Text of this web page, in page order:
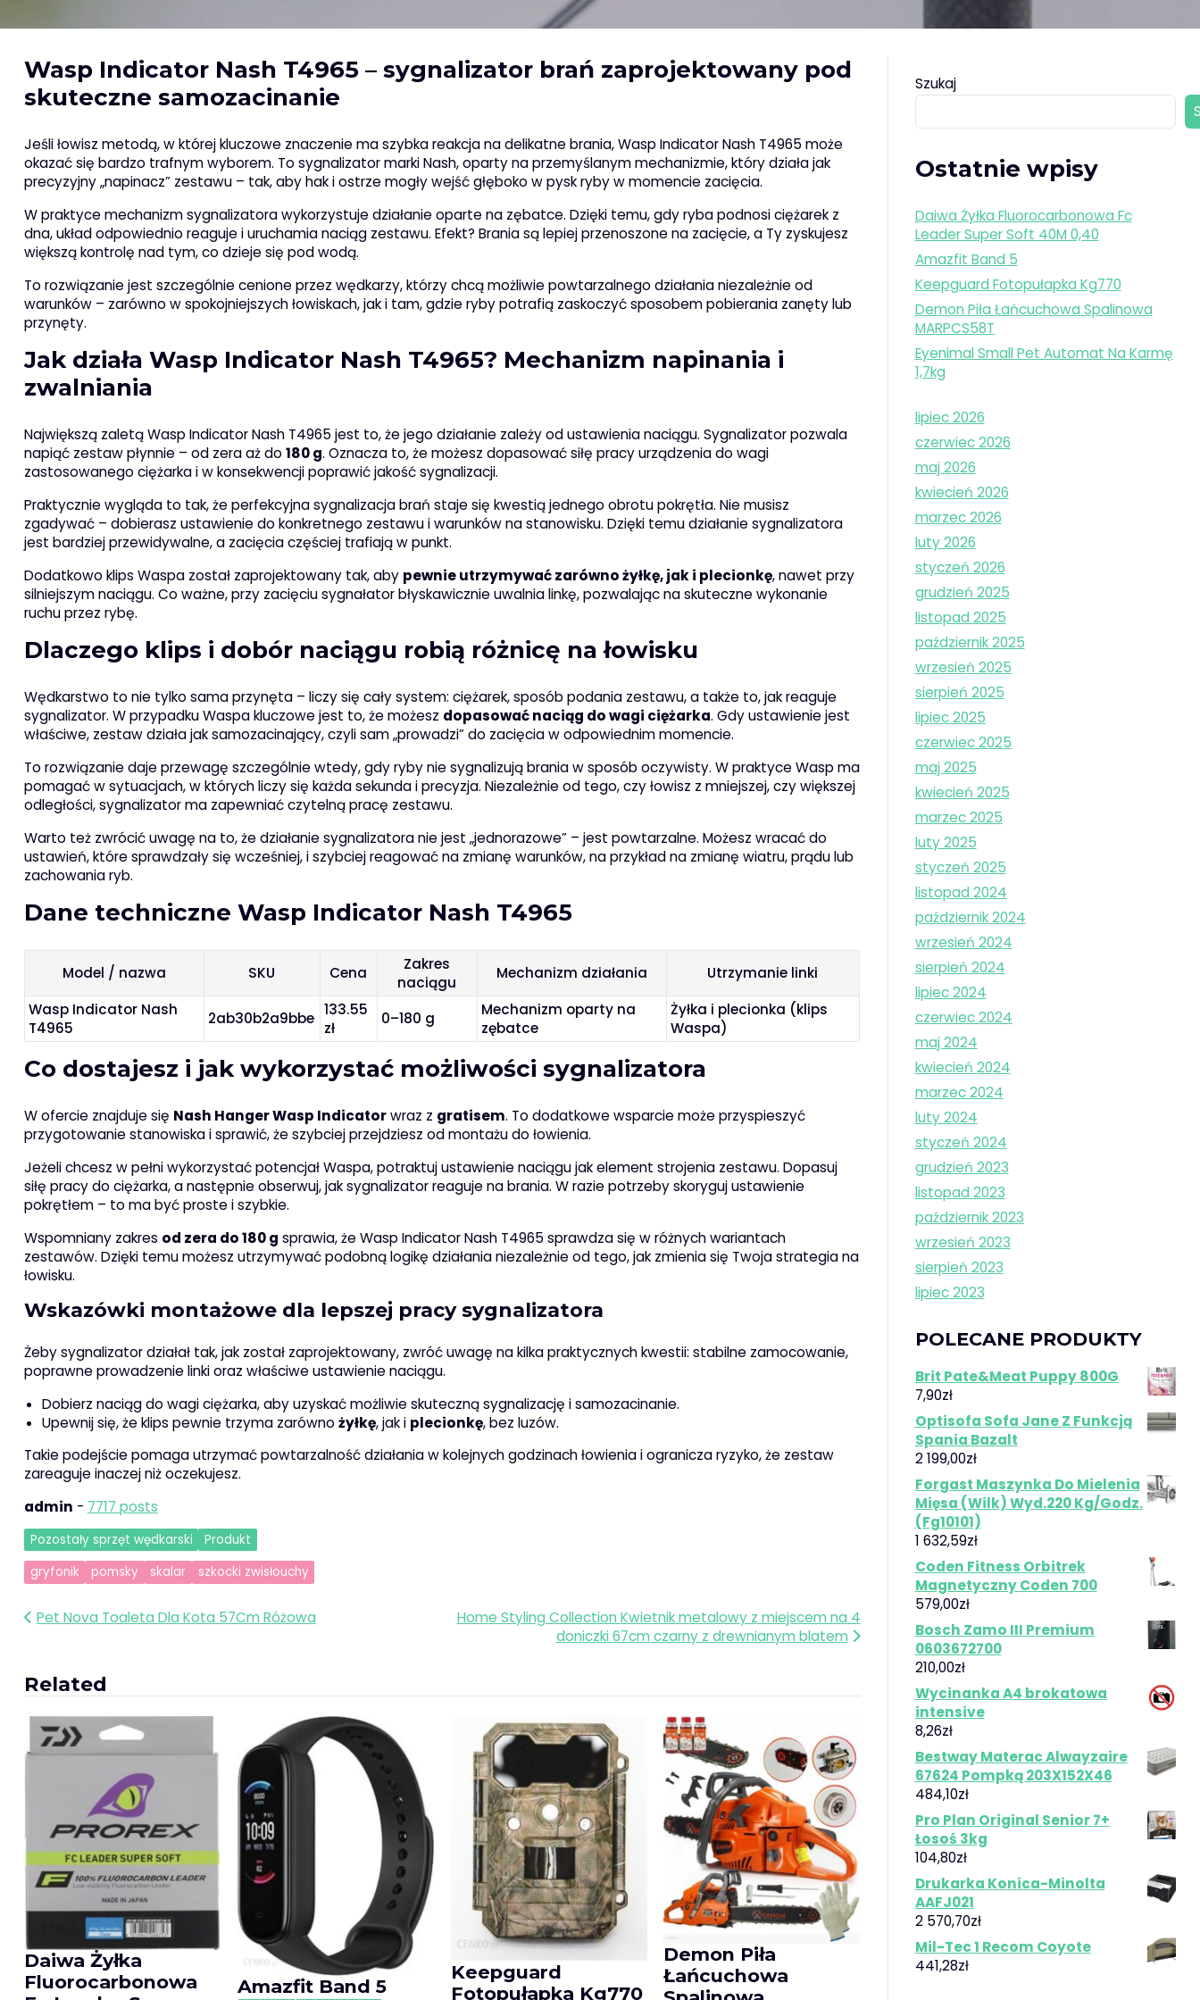
Wasp Indicator Nash T4965 – sygnalizator brań zaprojektowany pod
skuteczne samozacinanie
Jeśli łowisz metodą, w której kluczowe znaczenie ma szybka reakcja na delikatne brania, Wasp Indicator Nash T4965 może
okazać się bardzo trafnym wyborem. To sygnalizator marki Nash, oparty na przemyślanym mechanizmie, który działa jak
precyzyjny „napinacz” zestawu – tak, aby hak i ostrze mogły wejść głęboko w pysk ryby w momencie zacięcia.
W praktyce mechanizm sygnalizatora wykorzystuje działanie oparte na zębatce. Dzięki temu, gdy ryba podnosi ciężarek z
dna, układ odpowiednio reaguje i uruchamia naciąg zestawu. Efekt? Brania są lepiej przenoszone na zacięcie, a Ty zyskujesz
większą kontrolę nad tym, co dzieje się pod wodą.
To rozwiązanie jest szczególnie cenione przez wędkarzy, którzy chcą możliwie powtarzalnego działania niezależnie od
warunków – zarówno w spokojniejszych łowiskach, jak i tam, gdzie ryby potrafią zaskoczyć sposobem pobierania zanęty lub
przynęty.
Jak działa Wasp Indicator Nash T4965? Mechanizm napinania i
zwalniania
Największą zaletą Wasp Indicator Nash T4965 jest to, że jego działanie zależy od ustawienia naciągu. Sygnalizator pozwala
napiąć zestaw płynnie – od zera aż do180 g. Oznacza to, że możesz dopasować siłę pracy urządzenia do wagi
zastosowanego ciężarka i w konsekwencji poprawić jakość sygnalizacji.
Praktycznie wygląda to tak, że perfekcyjna sygnalizacja brań staje się kwestią jednego obrotu pokrętła. Nie musisz
zgadywać – dobierasz ustawienie do konkretnego zestawu i warunków na stanowisku. Dzięki temu działanie sygnalizatora
jest bardziej przewidywalne, a zacięcia częściej trafiają w punkt.
Dodatkowo klips Waspa został zaprojektowany tak, aby pewnie utrzymywać zarówno żyłkę, jak i plecionkę, nawet przy
silniejszym naciągu. Co ważne, przy zacięciu sygnałator błyskawicznie uwalnia linkę, pozwalając na skuteczne wykonanie
ruchu przez rybę.
Dlaczego klips i dobór naciągu robią różnicę na łowisku
Wędkarstwo to nie tylko sama przynęta – liczy się cały system: ciężarek, sposób podania zestawu, a także to, jak reaguje
sygnalizator. W przypadku Waspa kluczowe jest to, że możesz dopasować naciąg do wagi ciężarka. Gdy ustawienie jest
właściwe, zestaw działa jak samozacinający, czyli sam „prowadzi” do zacięcia w odpowiednim momencie.
To rozwiązanie daje przewagę szczególnie wtedy, gdy ryby nie sygnalizują brania w sposób oczywisty. W praktyce Wasp ma
pomagać w sytuacjach, w których liczy się każda sekunda i precyzja. Niezależnie od tego, czy łowisz z mniejszej, czy większej
odległości, sygnalizator ma zapewniać czytelną pracę zestawu.
Warto też zwrócić uwagę na to, że działanie sygnalizatora nie jest „jednorazowe” – jest powtarzalne. Możesz wracać do
ustawień, które sprawdzały się wcześniej, i szybciej reagować na zmianę warunków, na przykład na zmianę wiatru, prądu lub
zachowania ryb.
Dane techniczne Wasp Indicator Nash T4965
Model / nazwa SKU Cena
Zakres
naciągu
Mechanizm działania
Utrzymanie linki
Wasp Indicator Nash
T4965
2ab30b2a9bbe 133.55
zł
0–180 g
Mechanizm oparty na
zębatce
Żyłka i plecionka (klips
Waspa)
Co dostajesz i jak wykorzystać możliwości sygnalizatora
W ofercie znajduje się Nash Hanger Wasp Indicatorwraz z gratisem. To dodatkowe wsparcie może przyspieszyć
przygotowanie stanowiska i sprawić, że szybciej przejdziesz od montażu do łowienia.
Jeżeli chcesz w pełni wykorzystać potencjał Waspa, potraktuj ustawienie naciągu jak element strojenia zestawu. Dopasuj
siłę pracy do ciężarka, a następnie obserwuj, jak sygnalizator reaguje na brania. W razie potrzeby skoryguj ustawienie
pokrętłem – to ma być proste i szybkie.
Wspomniany zakres od zera do 180 g sprawia, że Wasp Indicator Nash T4965 sprawdza się w różnych wariantach
zestawów. Dzięki temu możesz utrzymywać podobną logikę działania niezależnie od tego, jak zmienia się Twoja strategia na
łowisku.
Wskazówki montażowe dla lepszej pracy sygnalizatora
Żeby sygnalizator działał tak, jak został zaprojektowany, zwróć uwagę na kilka praktycznych kwestii: stabilne zamocowanie,
poprawne prowadzenie linki oraz właściwe ustawienie naciągu.
Dobierz naciąg do wagi ciężarka, aby uzyskać możliwie skuteczną sygnalizację i samozacinanie.
Upewnij się, że klips pewnie trzyma zarównożyłkę, jak i plecionkę, bez luzów.
Takie podejście pomaga utrzymać powtarzalność działania w kolejnych godzinach łowienia i ogranicza ryzyko, że zestaw
zareaguje inaczej niż oczekujesz.
admin - 7717 posts
Pozostały sprzęt wędkarski
Produkt
gryfonik
pomsky skalar szkocki zwisłouchy
Nawigacja
Pet Nova Toaleta Dla Kota 57Cm Różowa
Home Styling Collection Kwietnik metalowy z miejscem na 4
doniczki 67cm czarny z drewnianym blatem
Related
Daiwa Żyłka
Fluorocarbonowa
Amazfit Band 5
Keepguard
Fotopułapka Kg770
Demon Piła
Łańcuchowa
Szukaj
Ostatnie wpisy
Daiwa Żyłka Fluorocarbonowa Fc
Leader Super Soft 40M 0,40
Amazfit Band 5
Keepguard Fotopułapka Kg770
Demon Piła Łańcuchowa Spalinowa
MARPCS58T
Eyenimal Small Pet Automat Na Karmę
1,7kg
lipiec 2026
czerwiec 2026
maj 2026
kwiecień 2026
marzec 2026
luty 2026
styczeń 2026
grudzień 2025
listopad 2025
październik 2025
wrzesień 2025
sierpień 2025
lipiec 2025
czerwiec 2025
maj 2025
kwiecień 2025
marzec 2025
luty 2025
styczeń 2025
listopad 2024
październik 2024
wrzesień 2024
sierpień 2024
lipiec 2024
czerwiec 2024
maj 2024
kwiecień 2024
marzec 2024
luty 2024
styczeń 2024
grudzień 2023
listopad 2023
październik 2023
wrzesień 2023
sierpień 2023
lipiec 2023
POLECANE PRODUKTY
Brit Pate&Meat Puppy 800G
7,90zł
Optisofa Sofa Jane Z Funkcją
Spania Bazalt
2 199,00zł
Forgast Maszynka Do Mielenia
Mięsa (Wilk) Wyd.220 Kg/Godz.
(Fg10101)
1 632,59zł
Coden Fitness Orbitrek
Magnetyczny Coden 700
579,00zł
Bosch Zamo III Premium
0603672700
210,00zł
Wycinanka A4 brokatowa
intensive
8,26zł
Bestway Materac Alwayzaire
67624 Pompką 203X152X46
484,10zł
Pro Plan Original Senior 7+
Łosoś 3kg
104,80zł
Drukarka Konica-Minolta
AAFJ021
2 570,70zł
Mil-Tec 1 Recom Coyote
441,28zł